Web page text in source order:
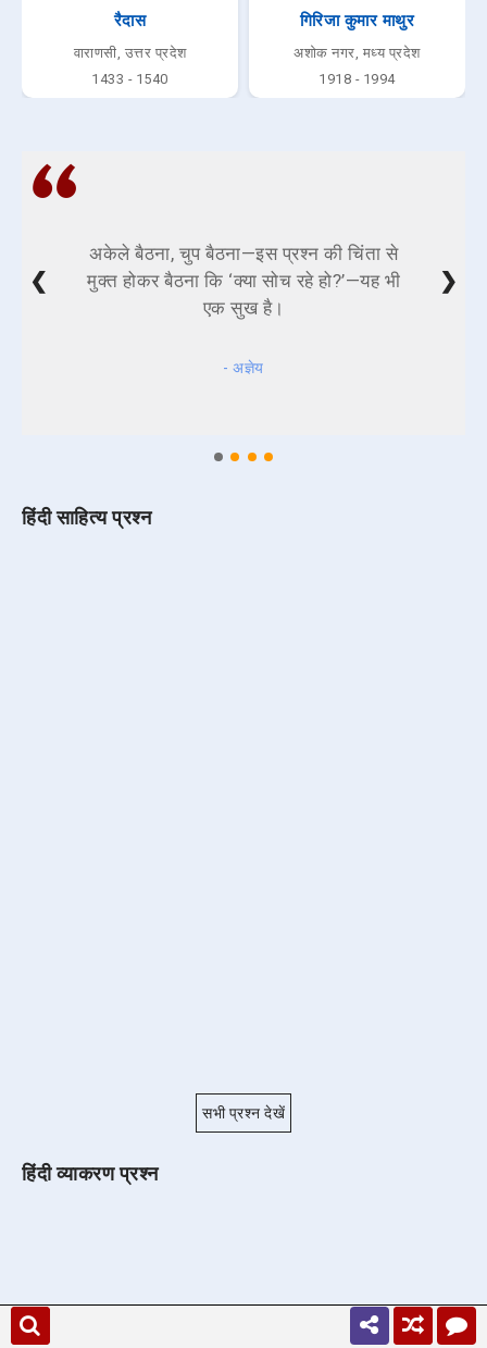
रैदास
वाराणसी, उत्तर प्रदेश
1433 - 1540
गिरिजा कुमार माथुर
अशोक नगर, मध्य प्रदेश
1918 - 1994
अकेले बैठना, चुप बैठना—इस प्रश्न की चिंता से
मुक्त होकर बैठना कि ‘क्या सोच रहे हो?’—यह भी
एक सुख है।
- अज्ञेय
❮ ❯
हिंदी साहित्य प्रश्न
सभी प्रश्न देखें
हिंदी व्याकरण प्रश्न